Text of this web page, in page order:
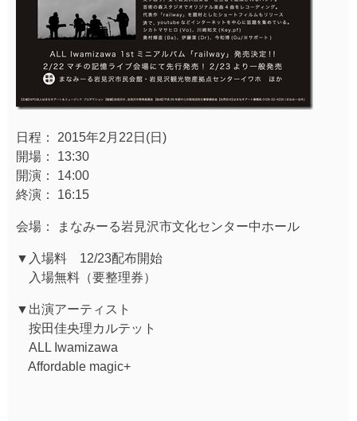
日程： 2015年2月22日(日)
開場： 13:30
開演： 14:00
終演： 16:15
会場： まなみーる岩見沢市文化センター中ホール
▼入場料 12/23配布開始
入場無料（要整理券）
▼出演アーティスト
按田佳央理カルテット
ALL Iwamizawa
Affordable magic+